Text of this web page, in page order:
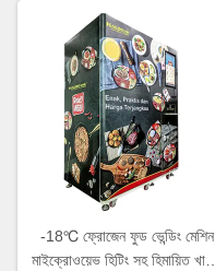
-18℃ ফ্রোজেন ফুড ভেন্ডিং মেশিন
মাইক্রোওয়েভ হিটিং সহ হিমায়িত খাবার